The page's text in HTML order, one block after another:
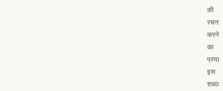
की
रचना
करने
का
प्रयास
इस